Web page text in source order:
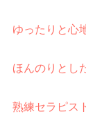
ゆったりと心
ほんのりとし
熟練セラピス